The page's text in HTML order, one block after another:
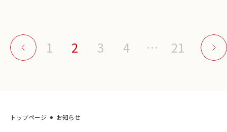
1 2 3 4 … 21
トップページ お知らせ